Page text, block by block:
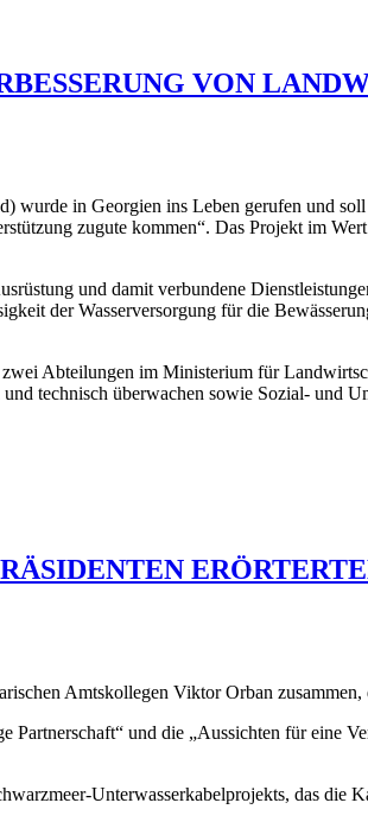
VON
in Georgien ins Leben gerufen und
zugute kommen“. Das Projekt im
und damit verbundene
der Wasserversorgung für die
Abteilungen im Ministerium für
technisch überwachen sowie Sozial- und
Amtskollegen Viktor Orban zusammen,
Partnerschaft“ und die „Aussichten für eine
Unterwasserkabelprojekts, das die